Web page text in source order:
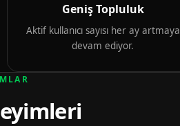
Geniş Topluluk
Aktif kullanıcı sayısı her ay artmaya
devam ediyor.